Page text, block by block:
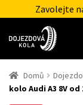
Zavolejte
Domů
kolo Audi A3 8V od